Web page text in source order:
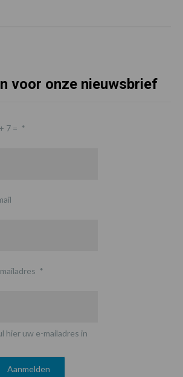
voor onze nieuwsbrief
7 = *
*
hier uw e-mailadres in